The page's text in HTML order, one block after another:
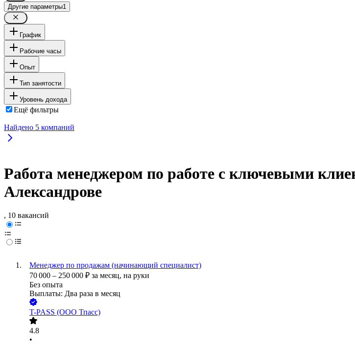
Другие параметры1
График
Рабочие часы
Опыт
Тип занятости
Уровень дохода
Ещё фильтры
Найдено 5 компаний
Работа менеджером по работе с ключевыми
Александрове
, 10 вакансий
Менеджер по продажам (начинающий специалист)
70 000 – 250 000 ₽ за месяц, на руки
Без опыта
Выплаты: Два раза в месяц
T-PASS (ООО Тпасс)
4.8
•